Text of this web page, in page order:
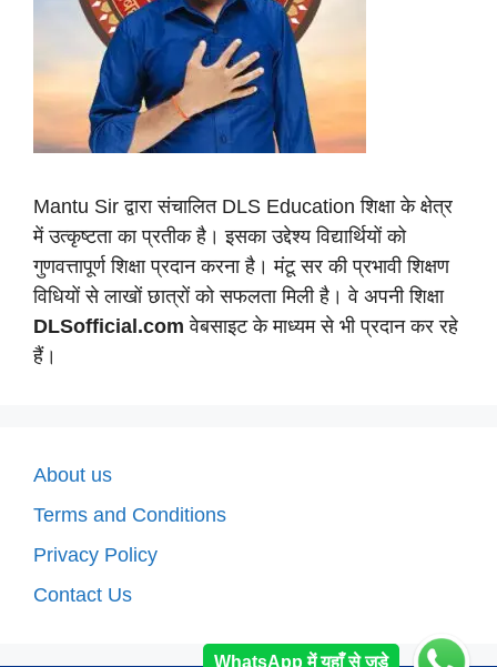
Mantu Sir द्वारा संचालित DLS Education शिक्षा के क्षेत्र
में उत्कृष्टता का प्रतीक है। इसका उद्देश्य विद्यार्थियों को
गुणवत्तापूर्ण शिक्षा प्रदान करना है। मंटू सर की प्रभावी शिक्षण
विधियों से लाखों छात्रों को सफलता मिली है। वे अपनी शिक्षा
DLSofficial.com वेबसाइट के माध्यम से भी प्रदान कर रहे
हैं।
About us
Terms and Conditions
Privacy Policy
Contact Us